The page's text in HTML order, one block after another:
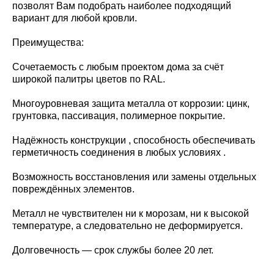
позволят Вам подобрать наиболее подходящий
вариант для любой кровли.
Преимущества:
Сочетаемость с любым проектом дома за счёт
широкой палитры цветов по RAL.
Многоуровневая защита металла от коррозии: цинк,
грунтовка, пассивация, полимерное покрытие.
Надёжность конструкции , способность обеспечивать
герметичность соединения в любых условиях .
Возможность восстановления или замены отдельных
повреждённых элементов.
Металл не чувствителен ни к морозам, ни к высокой
температуре, а следовательно не деформируется.
Долговечность — срок службы более 20 лет.